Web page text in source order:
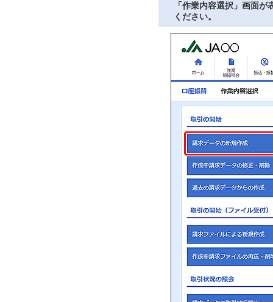
「作業内容選択」画面
ください。